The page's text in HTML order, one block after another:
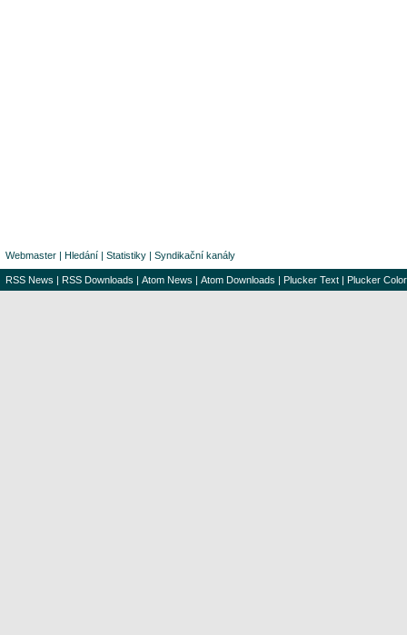
Webmaster | Hledání | Statistiky | Syndikační kanály
RSS News | RSS Downloads | Atom News | Atom Downloads | Plucker Text | Plucker Color